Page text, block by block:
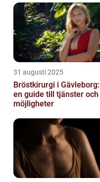
31 augusti 2025
Bröstkirurgi i Gävleborg:
en guide till tjänster och
möjligheter